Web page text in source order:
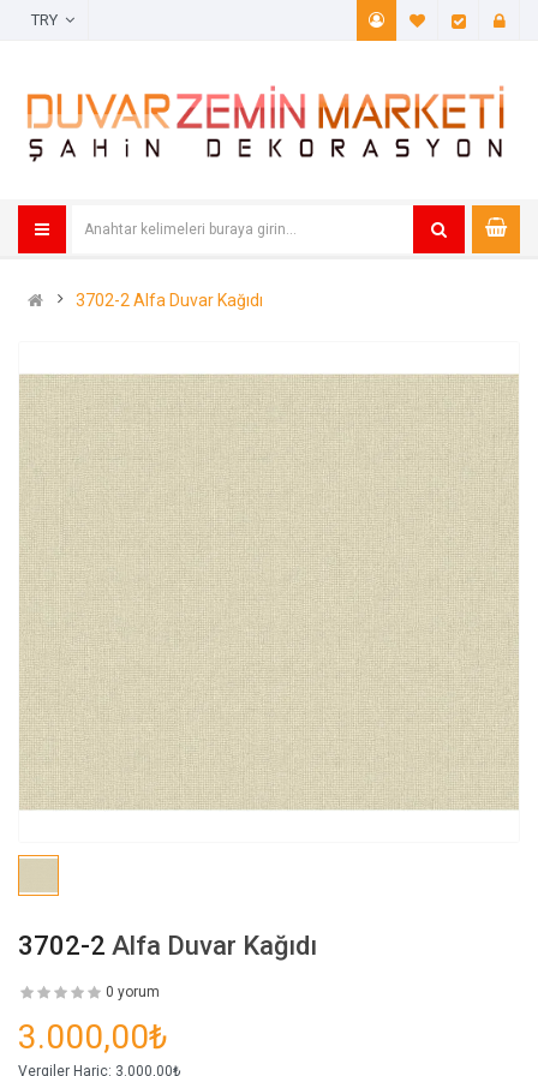
A. Listem
3702-2 Alfa Duvar Kağıdı
3702-2 Alfa Duvar Kağıdı
0 yorum
3.000,00₺
Vergiler Hariç: 3.000,00₺